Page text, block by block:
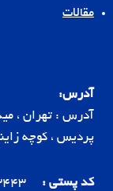
مقالات
آدرس:
آدرس : تهران ،
پردیس ، کوچه
کد پستی :